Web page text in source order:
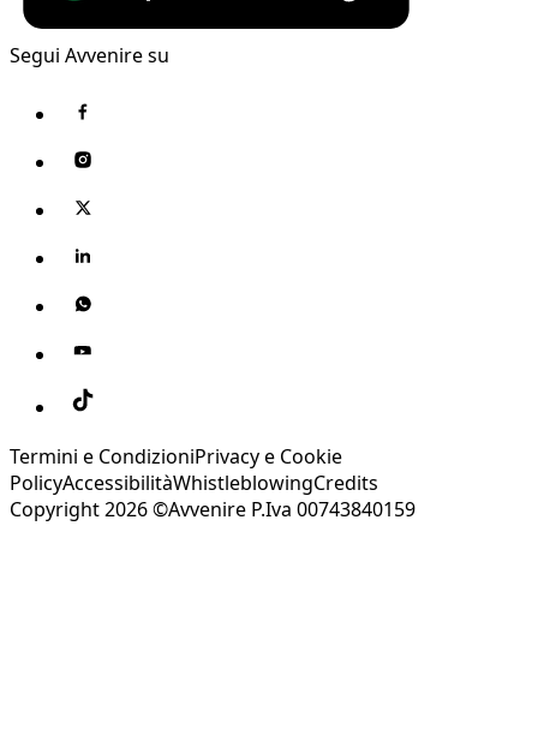
Segui Avvenire su
Termini e CondizioniPrivacy e Cookie
PolicyAccessibilitàWhistleblowingCredits
Copyright 2026 ©Avvenire P.Iva 00743840159